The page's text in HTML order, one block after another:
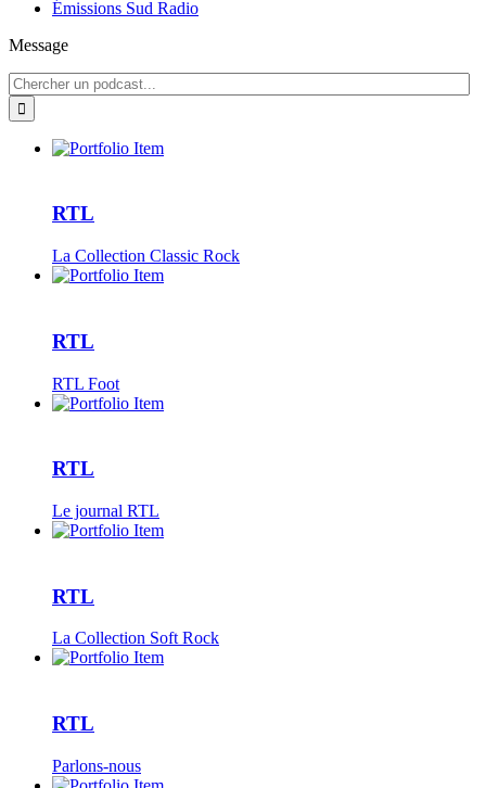
Émissions Sud Radio
Message
RTL
La Collection Classic Rock
RTL
RTL Foot
RTL
Le journal RTL
RTL
La Collection Soft Rock
RTL
Parlons-nous